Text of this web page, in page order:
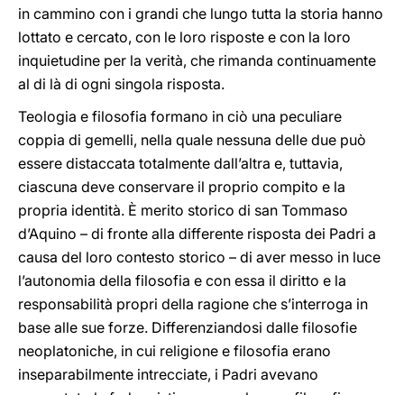
in cammino con i grandi che lungo tutta la storia hanno
lottato e cercato, con le loro risposte e con la loro
inquietudine per la verità, che rimanda continuamente
al di là di ogni singola risposta.
Teologia e filosofia formano in ciò una peculiare
coppia di gemelli, nella quale nessuna delle due può
essere distaccata totalmente dall’altra e, tuttavia,
ciascuna deve conservare il proprio compito e la
propria identità. È merito storico di san Tommaso
d’Aquino – di fronte alla differente risposta dei Padri a
causa del loro contesto storico – di aver messo in luce
l’autonomia della filosofia e con essa il diritto e la
responsabilità propri della ragione che s’interroga in
base alle sue forze. Differenziandosi dalle filosofie
neoplatoniche, in cui religione e filosofia erano
inseparabilmente intrecciate, i Padri avevano